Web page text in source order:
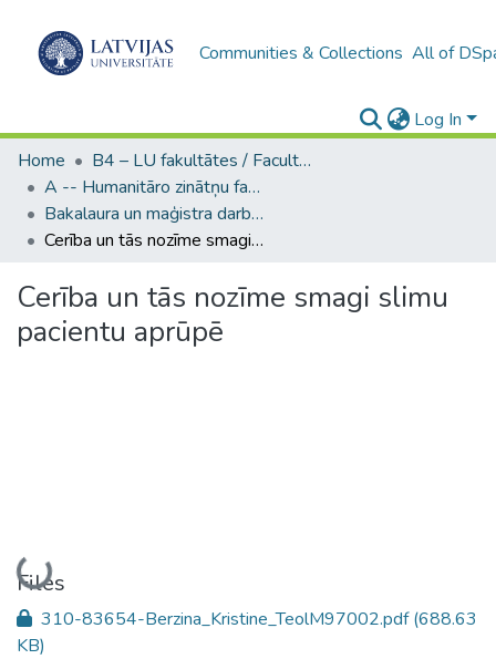
Communities & Collections All of
Log In
Home
B4 – LU fakultātes / Faculties of the UL
A -- Humanitāro zinātņu fakultāte / Faculty of Humanities
Bakalaura un maģistra darbi (HZF) / Bachelor's and Master's theses
Cerība un tās nozīme smagi slimu pacientu aprūpē
Cerība un tās nozīme smagi slimu
pacientu aprūpē
Loading...
Files
310-83654-Berzina_Kristine_TeolM97002.pdf(688.63
KB)